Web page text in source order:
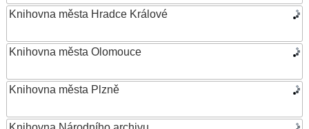
Knihovna města Hradce Králové
Knihovna města Olomouce
Knihovna města Plzně